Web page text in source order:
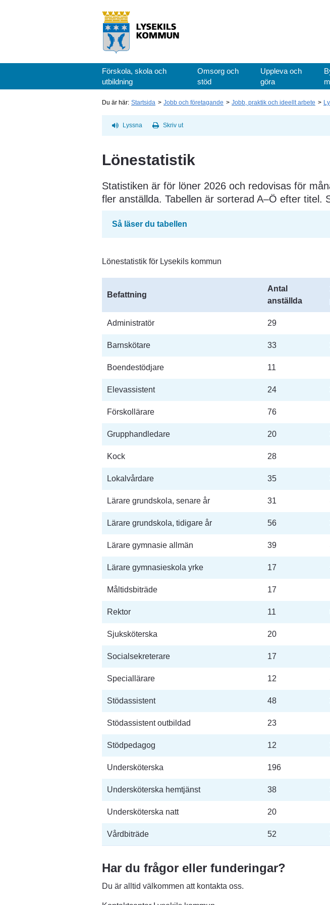
Förskola, skola och
utbildning
Omsorg och
stöd
Uppleva och
göra
Du är här: Startsida Jobb och företagande Jobb, praktik och ideellt arbete
Lyssna Skriv ut
Lönestatistik
Statistiken är för löner 2026 och redovisas för
fler anställda. Tabellen är sorterad A–Ö efter titel.
Så läser du tabellen
Lönestatistik för Lysekils kommun
Befattning
Antal
anställda
Administratör 29
Barnskötare 33
Boendestödjare 11
Elevassistent 24
Förskollärare 76
Grupphandledare 20
Kock 28
Lokalvårdare 35
Lärare grundskola, senare år 31
Lärare grundskola, tidigare år 56
Lärare gymnasie allmän 39
Lärare gymnasieskola yrke 17
Måltidsbiträde 17
Rektor 11
Sjuksköterska 20
Socialsekreterare 17
Speciallärare 12
Stödassistent 48
Stödassistent outbildad 23
Stödpedagog 12
Undersköterska 196
Undersköterska hemtjänst 38
Undersköterska natt 20
Vårdbiträde 52
Har du frågor eller funderingar?
Du är alltid välkommen att kontakta oss.